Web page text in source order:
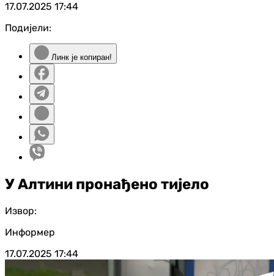
17.07.2025 17:44
Подијели:
Линк је копиран!
У Алтини пронађено тијело
Извор:
Информер
17.07.2025 17:44